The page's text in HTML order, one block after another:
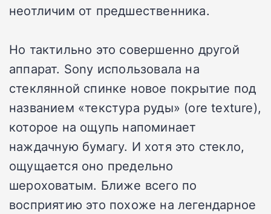
неотличим от предшественника.
Но тактильно это совершенно другой
аппарат. Sony использовала на
стеклянной спинке новое покрытие под
названием «текстура руды» (ore texture),
которое на ощупь напоминает
наждачную бумагу. И хотя это стекло,
ощущается оно предельно
шероховатым. Ближе всего по
восприятию это похоже на легендарное